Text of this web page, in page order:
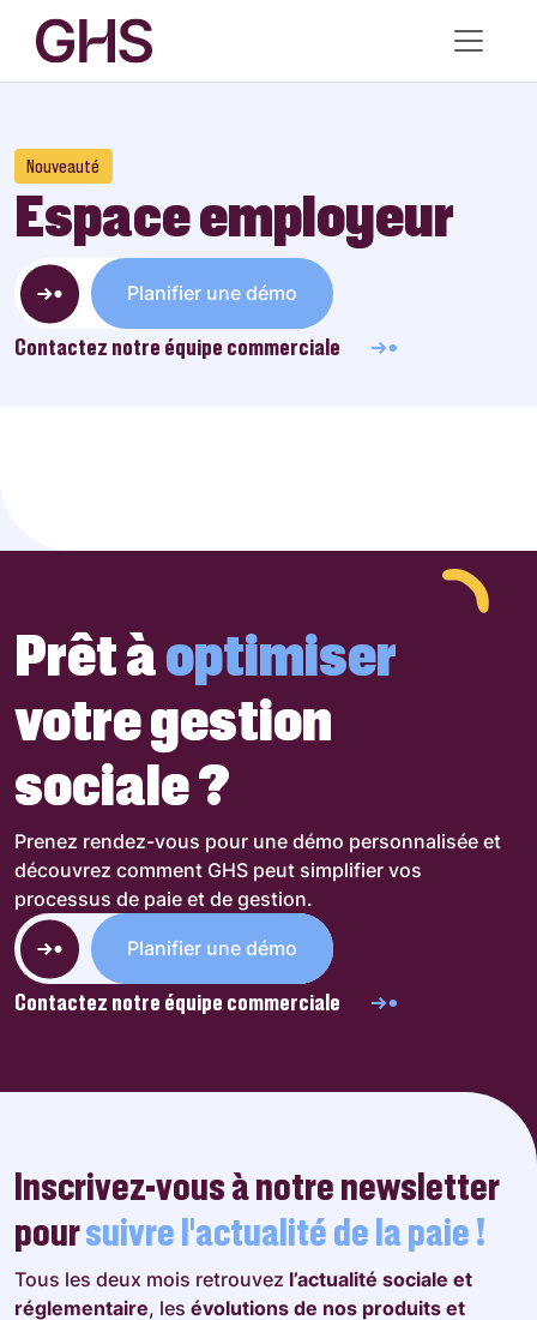
Nouveauté
Espace employeur
Planifier une démo
Contactez notre équipe commerciale
Prêt àoptimiser
votre gestion
sociale ?
Prenez rendez-vous pour une démo personnalisée et
découvrez comment GHS peut simplifier vos
processus de paie et de gestion.
Planifier une démo
Contactez notre équipe commerciale
Inscrivez-vous à notre newsletter
poursuivre l’actualité de la paie !
Tous les deux mois retrouvez l’actualité sociale et
réglementaire, les évolutions de nos produits et